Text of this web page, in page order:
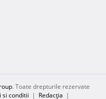
. Toate drepturile rezervate
si conditii | Redacţia |